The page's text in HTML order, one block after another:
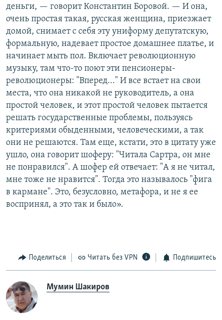
деньги, — говорит Константин Боровой. — И она,
очень простая такая, русская женщина, приезжает
домой, снимает с себя эту униформу депутатскую,
формальную, надевает простое домашнее платье, и
начинает мыть пол. Включает революционную
музыку, там что-то поют эти пенсионеры-
революционеры: "Вперед..." И все встает на свои
места, что она никакой не руководитель, а она
простой человек, и этот простой человек пытается
решать государственные проблемы, пользуясь
критериями обыденными, человеческими, а так
они не решаются. Там еще, кстати, это в цитату уже
ушло, она говорит шоферу: "Читала Сартра, он мне
не понравился". А шофер ей отвечает: "А я не читал,
мне тоже не нравится". Тогда это называлось "фига
в кармане". Это, безусловно, метафора, и не я ее
воспринял, а это так и было».
Поделиться Читать без VPN Подпишитесь
Мумин Шакиров